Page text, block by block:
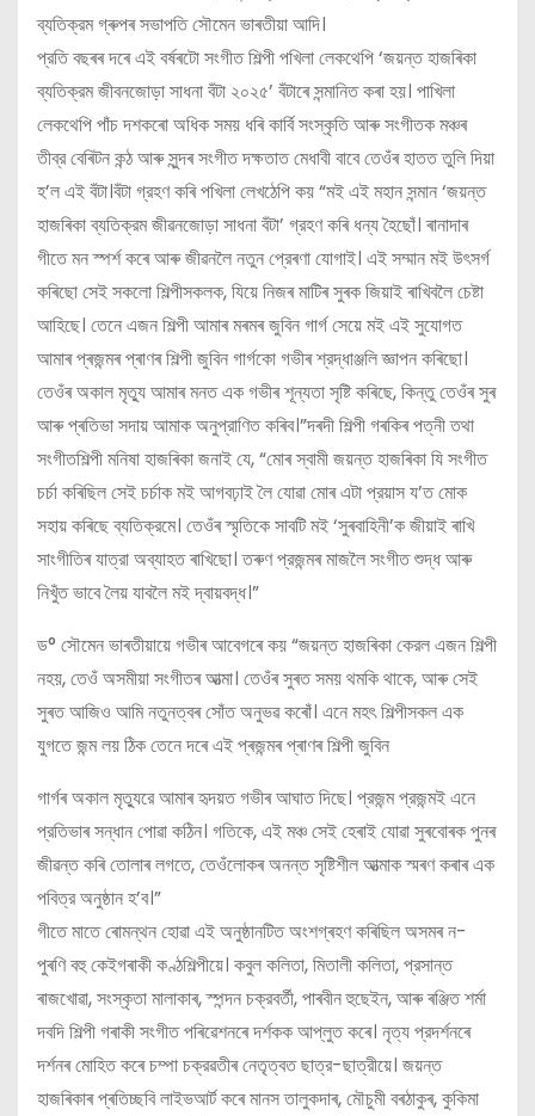
ব্যতিক্রম গ্ৰুপৰ সভাপতি সৌমেন ভাৰতীয়া আদি।
প্রতি বছৰৰ দৰে এই বর্ষৰটো সংগীত শিল্পী পখিলা লেকথেপি ‘জয়ন্ত হাজৰিকা
ব্যতিক্রম জীবনজোড়া সাধনা বঁটা ২০২৫’ বঁটাৰে সন্মানিত কৰা হয়। পাখিলা
লেকথেপি পাঁচ দশকৰো অধিক সময় ধৰি কাৰ্বি সংস্কৃতি আৰু সংগীতক মঞ্চৰ
তীব্র বেৰিটন কন্ঠ আৰু সুন্দৰ সংগীত দক্ষতাত মেধাবী বাবে তেওঁৰ হাতত তুলি দিয়া
হ’ল এই বঁটা।বঁটা গ্রহণ কৰি পখিলা লেখঠেপি কয় “মই এই মহান সন্মান ‘জয়ন্ত
হাজৰিকা ব্যতিক্রম জীৱনজোড়া সাধনা বঁটা’ গ্রহণ কৰি ধন্য হৈছোঁ। ৰানাদাৰ
গীতে মন স্পর্শ কৰে আৰু জীৱনলৈ নতুন প্রেৰণা যোগাই। এই সম্মান মই উৎসর্গ
কৰিছো সেই সকলো শিল্পীসকলক, যিয়ে নিজৰ মাটিৰ সুৰক জিয়াই ৰাখিবলৈ চেষ্টা
আহিছে। তেনে এজন শিল্পী আমাৰ মৰমৰ জুবিন গাৰ্গ সেয়ে মই এই সুযোগত
আমাৰ প্ৰজন্মৰ প্ৰাণৰ শিল্পী জুবিন গাৰ্গকো গভীৰ শ্রদ্ধাঞ্জলি জ্ঞাপন কৰিছো।
তেওঁৰ অকাল মৃত্যু আমাৰ মনত এক গভীৰ শূন্যতা সৃষ্টি কৰিছে, কিন্তু তেওঁৰ সুৰ
আৰু প্ৰতিভা সদায় আমাক অনুপ্রাণিত কৰিব।”দৰদী শিল্পী গৰকিৰ পত্নী তথা
সংগীতশিল্পী মনিষা হাজৰিকা জনাই যে, “মোৰ স্বামী জয়ন্ত হাজৰিকা যি সংগীত
চর্চা কৰিছিল সেই চর্চাক মই আগবঢ়াই লৈ যোৱা মোৰ এটা প্রয়াস য’ত মোক
সহায় কৰিছে ব্যতিক্রমে। তেওঁৰ স্মৃতিকে সাবটি মই ‘সুৰবাহিনী’ক জীয়াই ৰাখি
সাংগীতিৰ যাত্রা অব্যাহত ৰাখিছো। তৰুণ প্রজন্মৰ মাজলৈ সংগীত শুদ্ধ আৰু
নিখুঁত ভাবে লৈয় যাবলৈ মই দ্বায়বদ্ধ।”
ড° সৌমেন ভাৰতীয়ায়ে গভীৰ আবেগৰে কয় “জয়ন্ত হাজৰিকা কেরল এজন শিল্পী
নহয়, তেওঁ অসমীয়া সংগীতৰ আত্মা। তেওঁৰ সুৰত সময় থমকি থাকে, আৰু সেই
সুৰত আজিও আমি নতুনত্বৰ সোঁত অনুভৱ কৰোঁ। এনে মহৎ শিল্পীসকল এক
যুগতে জন্ম লয় ঠিক তেনে দৰে এই প্ৰজন্মৰ প্ৰাণৰ শিল্পী জুবিন
গাৰ্গৰ অকাল মৃত্যুরে আমাৰ হৃদয়ত গভীৰ আঘাত দিছে। প্রজন্ম প্রজন্মই এনে
প্রতিভাৰ সন্ধান পোৱা কঠিন। গতিকে, এই মঞ্চ সেই হেৰাই যোৱা সুৰবোৰক পুনৰ
জীৱন্ত কৰি তোলাৰ লগতে, তেওঁলোকৰ অনন্ত সৃষ্টিশীল আত্মাক স্মৰণ কৰাৰ এক
পবিত্র অনুষ্ঠান হ’ব।”
গীতে মাতে ৰোমন্থন হোৱা এই অনুষ্ঠানটিত অংশগ্ৰহণ কৰিছিল অসমৰ ন-
পুৰণি বহু কেইগৰাকী কণ্ঠশিল্পীয়ে। কবুল কলিতা, মিতালী কলিতা, প্রসান্ত
ৰাজখোৱা, সংস্কৃতা মালাকাৰ, স্পন্দন চক্রবর্তী, পাৰবীন হুছেইন, আৰু ৰঞ্জিত শর্মা
দবদি শিল্পী গৰাকী সংগীত পৰিৱেশনৰে দৰ্শকক আপ্লুত কৰে। নৃত্য প্রদর্শনৰে
দৰ্শনৰ মোহিত কৰে চম্পা চক্রৱতীৰ নেতৃত্বত ছাত্র-ছাত্রীয়ে। জয়ন্ত
হাজৰিকাৰ প্ৰতিচ্ছবি লাইভআর্ট কৰে মানস তালুকদাৰ, মৌচুমী বৰঠাকুৰ, কুকিমা